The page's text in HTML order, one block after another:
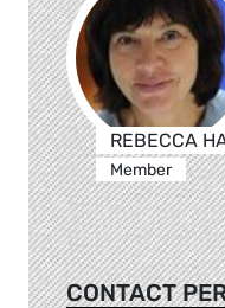
REBECCA
Member
CONTACT